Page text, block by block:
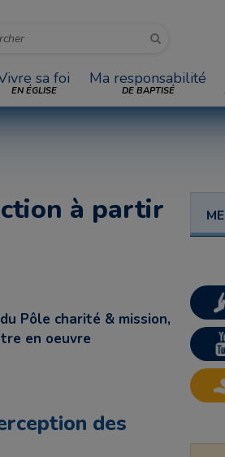
sa foi
EN ÉGLISE
Ma responsabilité
DE BAPTISÉ
à partir
Pôle charité & mission,
en oeuvre
des